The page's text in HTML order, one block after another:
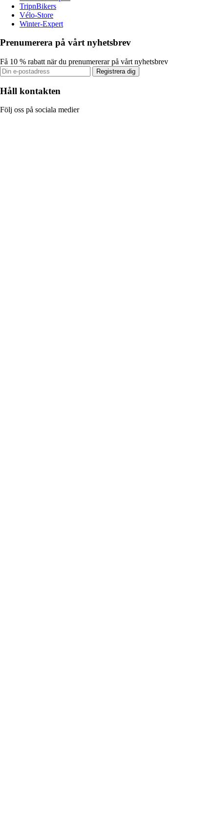
TripnBikers
Vélo-Store
Winter-Expert
Prenumerera på vårt nyhetsbrev
Få 10 % rabatt när du prenumererar på vårt nyhetsbrev
Registrera dig
Håll kontakten
Följ oss på sociala medier